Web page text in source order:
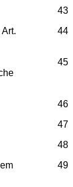
43
44
45
46
47
48
49